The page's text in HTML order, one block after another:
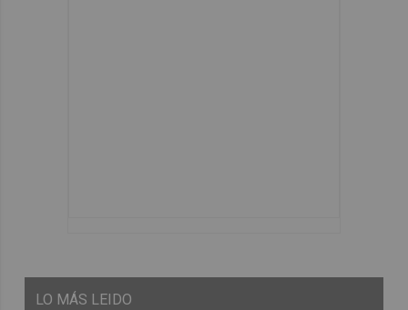
LO MÁS LEIDO